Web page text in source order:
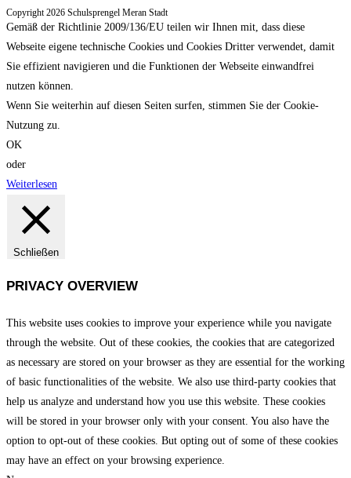
Copyright 2026 Schulsprengel Meran Stadt
Gemäß der Richtlinie 2009/136/EU teilen wir Ihnen mit, dass diese
Webseite eigene technische Cookies und Cookies Dritter verwendet, damit
Sie effizient navigieren und die Funktionen der Webseite einwandfrei
nutzen können.
Wenn Sie weiterhin auf diesen Seiten surfen, stimmen Sie der Cookie-
Nutzung zu.
OK
oder
Weiterlesen
Schließen
PRIVACY OVERVIEW
This website uses cookies to improve your experience while you navigate
through the website. Out of these cookies, the cookies that are categorized
as necessary are stored on your browser as they are essential for the working
of basic functionalities of the website. We also use third-party cookies that
help us analyze and understand how you use this website. These cookies
will be stored in your browser only with your consent. You also have the
option to opt-out of these cookies. But opting out of some of these cookies
may have an effect on your browsing experience.